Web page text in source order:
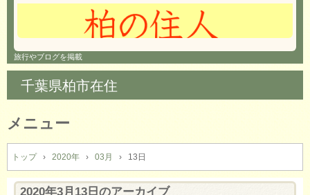
旅行やブログを掲載
千葉県柏市在住
メニュー
コ
ン
テ
ン
トップ › 2020年 › 03月 › 13日
2020年3月13日 のアーカイブ